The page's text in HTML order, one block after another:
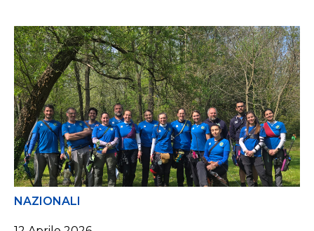
NAZIONALI